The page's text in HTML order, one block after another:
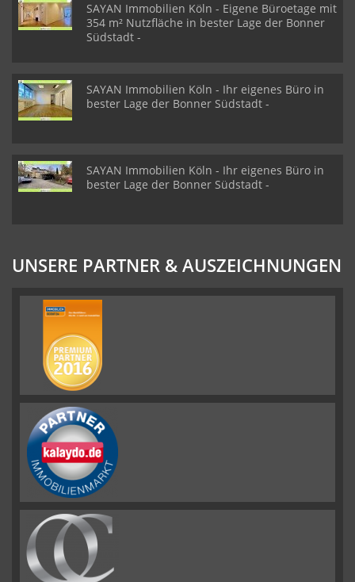
SAYAN Immobilien Köln - Eigene Büroetage mit
354 m² Nutzfläche in bester Lage der Bonner
Südstadt -
SAYAN Immobilien Köln - Ihr eigenes Büro in
bester Lage der Bonner Südstadt -
SAYAN Immobilien Köln - Ihr eigenes Büro in
bester Lage der Bonner Südstadt -
UNSERE PARTNER & AUSZEICHNUNGEN